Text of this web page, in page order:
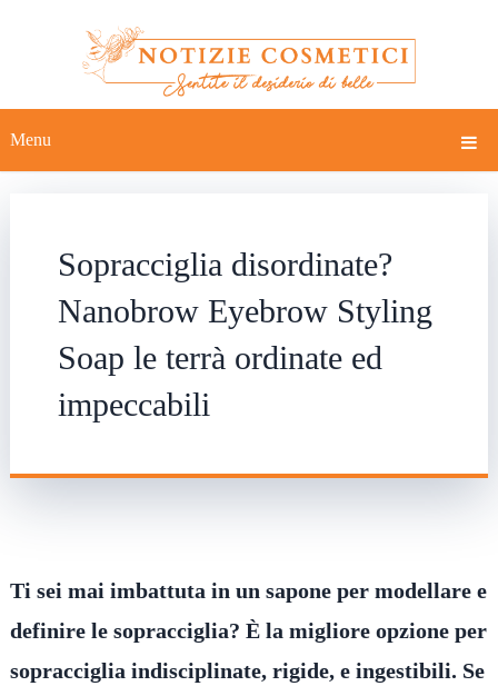
Menu
Sopracciglia disordinate?
Nanobrow Eyebrow Styling
Soap le terrà ordinate ed
impeccabili
Ti sei mai imbattuta in un sapone per modellare e
definire le sopracciglia? È la migliore opzione per
sopracciglia indisciplinate, rigide, e ingestibili. Se